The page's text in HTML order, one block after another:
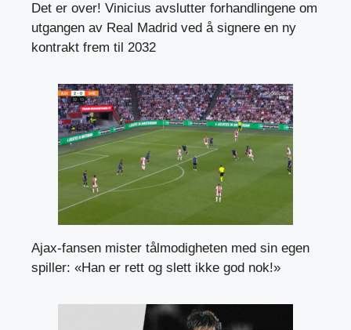
Det er over! Vinicius avslutter forhandlingene om
utgangen av Real Madrid ved å signere en ny
kontrakt frem til 2032
Ajax-fansen mister tålmodigheten med sin egen
spiller: «Han er rett og slett ikke god nok!»